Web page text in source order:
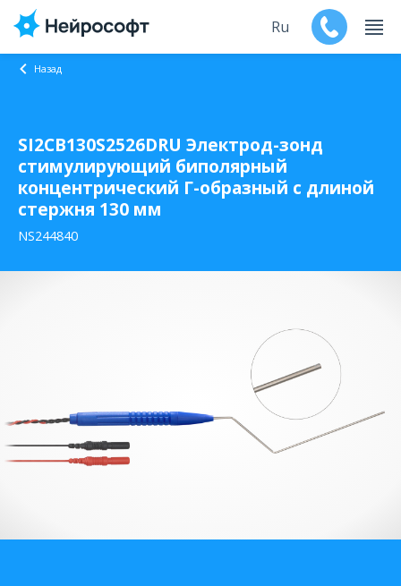
Продукты
Поддержка
Мероприятия
О компании
Ru
Назад
SI2CB130S2526DRU Электрод-зонд
стимулирующий биполярный
концентрический Г-образный с длиной
стержня 130 мм
NS244840